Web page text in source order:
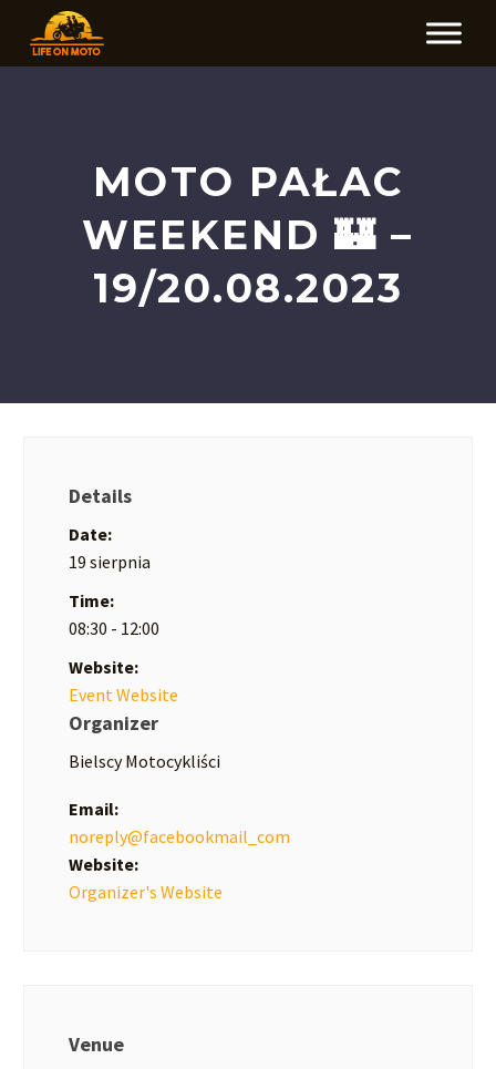
MOTO PAŁAC
WEEKEND 🏰 –
19/20.08.2023
Details
Date:
19 sierpnia
Time:
08:30 - 12:00
Website:
Event Website
Organizer
Bielscy Motocykliści
Email:
noreply@facebookmail_com
Website:
Organizer's Website
Venue